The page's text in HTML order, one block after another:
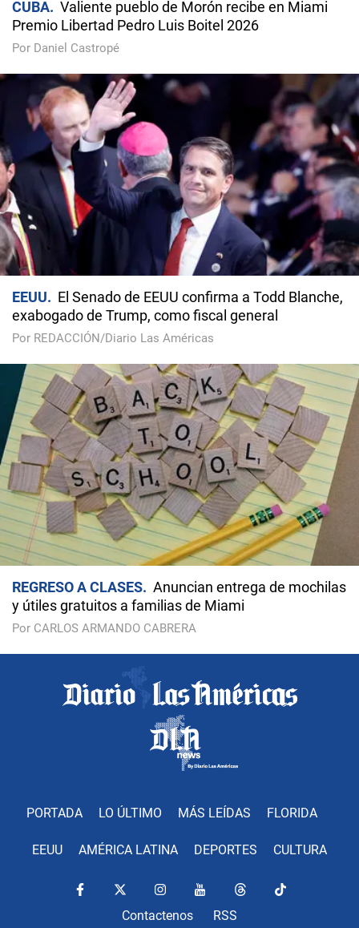
CUBA
Valiente pueblo de Morón recibe en Miami
Premio Libertad Pedro Luis Boitel 2026
Por Daniel Castropé
EEUU
El Senado de EEUU confirma a Todd Blanche,
exabogado de Trump, como fiscal general
Por REDACCIÓN/Diario Las Américas
REGRESO A CLASES
Anuncian entrega de mochilas
y útiles gratuitos a familias de Miami
Por CARLOS ARMANDO CABRERA
PORTADA LO ÚLTIMO MÁS LEÍDAS FLORIDA
EEUU AMÉRICA LATINA DEPORTES CULTURA
Contactenos RSS